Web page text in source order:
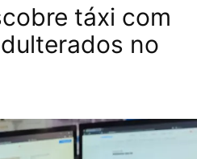
táxi com
no